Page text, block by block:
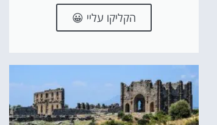
הקליקו עליי 😀